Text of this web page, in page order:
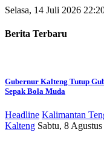
Selasa, 14 Juli 2026
Berita Terbaru
Gubernur Kalteng Tutup
Sepak Bola Muda
Headline Kalimantan
Kalteng Sabtu, 8